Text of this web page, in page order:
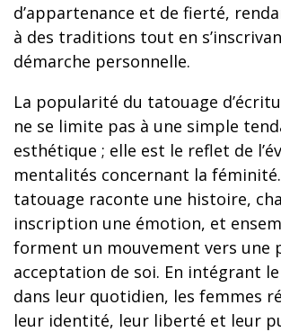
d’appartenance et de fierté,
à des traditions tout en
démarche personnelle.
La popularité du tatouage
ne se limite pas à une simple
esthétique ; elle est le reflet de
mentalités concernant la féminité.
tatouage raconte une histoire,
inscription une émotion, et
forment un mouvement vers une
acceptation de soi. En intégrant
dans leur quotidien, les femmes
leur identité, leur liberté et leur